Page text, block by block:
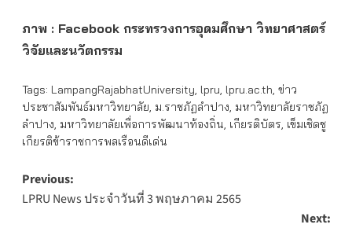
ภาพ : Facebook กระทรวงการอุดมศึกษา วิทยาศาสตร์
วิจัยและนวัตกรรม
Tags: LampangRajabhatUniversity, lpru, lpru.ac.th, ข่าว
ประชาสัมพันธ์มหาวิทยาลัย, ม.ราชภัฏลำปาง, มหาวิทยาลัยราชภัฏ
ลำปาง, มหาวิทยาลัยเพื่อการพัฒนาท้องถิ่น, เกียรติบัตร, เข็มเชิดชู
เกียรติข้าราชการพลเรือนดีเด่น
Post
navigation
Previous:
LPRU News ประจำวันที่ 3 พฤษภาคม 2565
Next: